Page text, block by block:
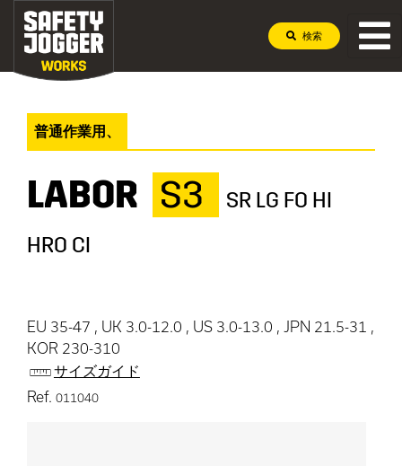
検索
普通作業用、
LABOR S3
SR LG FO HI
HRO CI
EU 35-47 , UK 3.0-12.0 , US 3.0-13.0 , JPN 21.5-31 ,
KOR 230-310
サイズガイド
Ref. 011040